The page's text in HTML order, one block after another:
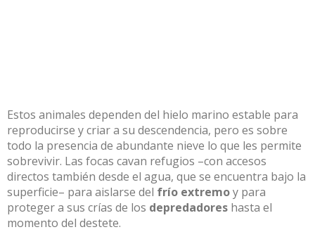
Estos animales dependen del hielo marino estable para
reproducirse y criar a su descendencia, pero es sobre
todo la presencia de abundante nieve lo que les permite
sobrevivir. Las focas cavan refugios –con accesos
directos también desde el agua, que se encuentra bajo la
superficie– para aislarse del frío extremoy para
proteger a sus crías de los depredadores hasta el
momento del destete.